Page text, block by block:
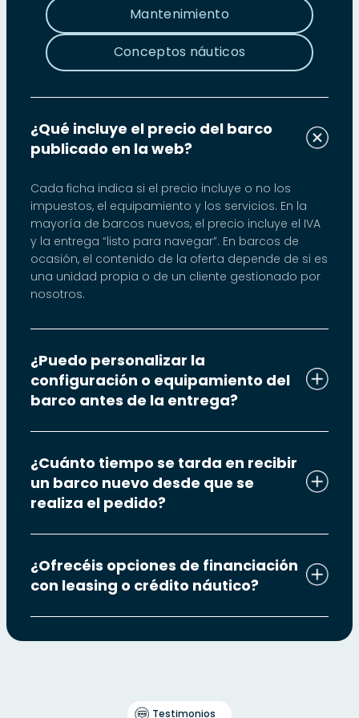
Mantenimiento
Conceptos náuticos
¿Qué incluye el precio del barco
publicado en la web?
Cada ficha indica si el precio incluye o no los
impuestos, el equipamiento y los servicios. En la
mayoría de barcos nuevos, el precio incluye el IVA
y la entrega “listo para navegar”. En barcos de
ocasión, el contenido de la oferta depende de si es
una unidad propia o de un cliente gestionado por
nosotros.
¿Puedo personalizar la
configuración o equipamiento del
barco antes de la entrega?
¿Cuánto tiempo se tarda en recibir
un barco nuevo desde que se
realiza el pedido?
¿Ofrecéis opciones de financiación
con leasing o crédito náutico?
Testimonios